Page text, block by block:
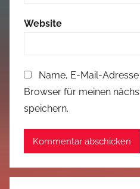
Website
Name, E-Mail-
Browser für meinen
speichern.